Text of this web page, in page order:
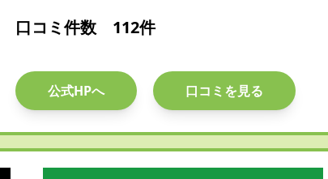
口コミ件数 112件
公式HPへ 口コミを見る